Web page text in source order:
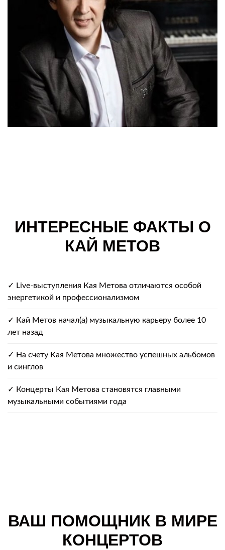
ИНТЕРЕСНЫЕ ФАКТЫ О
КАЙ МЕТОВ
✓ Live-выступления Кая Метова отличаются особой
энергетикой и профессионализмом
✓ Кай Метов начал(а) музыкальную карьеру более 10
лет назад
✓ На счету Кая Метова множество успешных альбомов
и синглов
✓ Концерты Кая Метова становятся главными
музыкальными событиями года
ВАШ ПОМОЩНИК В МИРЕ
КОНЦЕРТОВ